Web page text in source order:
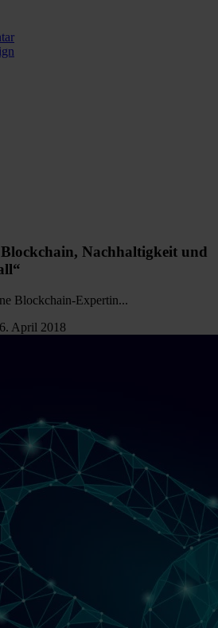
Nachhaltigkeit und
Blockchain-Expertin...
April 2018